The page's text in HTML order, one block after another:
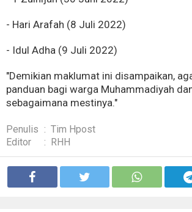
- Hari Arafah (8 Juli 2022)
- Idul Adha (9 Juli 2022)
"Demikian maklumat ini disampaikan,
panduan bagi warga Muhammadiyah
sebagaimana mestinya."
Penulis : Tim Hpost
Editor
: RHH